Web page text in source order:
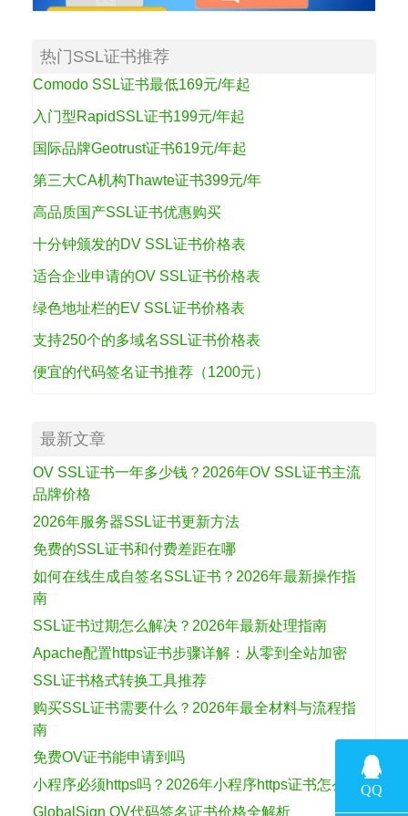
热门SSL证书推荐
Comodo SSL证书最低169元/年起
入门型RapidSSL证书199元/年起
国际品牌Geotrust证书619元/年起
第三大CA机构Thawte证书399元/年
高品质国产SSL证书优惠购买
十分钟颁发的DV SSL证书价格表
适合企业申请的OV SSL证书价格表
绿色地址栏的EV SSL证书价格表
支持250个的多域名SSL证书价格表
便宜的代码签名证书推荐（1200元）
最新文章
OV SSL证书一年多少钱？2026年OV SSL证书主流
品牌价格
2026年服务器SSL证书更新方法
免费的SSL证书和付费差距在哪
如何在线生成自签名SSL证书？2026年最新操作指
南
SSL证书过期怎么解决？2026年最新处理指南
Apache配置https证书步骤详解：从零到全站加密
SSL证书格式转换工具推荐
购买SSL证书需要什么？2026年最全材料与流程指
南
免费OV证书能申请到吗
小程序必须https吗？2026年小程序https证书怎么选
GlobalSign OV代码签名证书价格全解析